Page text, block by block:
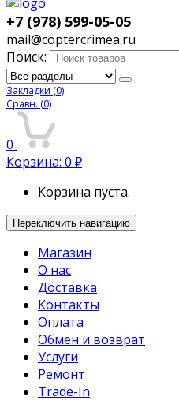
+7 (978) 599-05-05
mail@coptercrimea.ru
Поиск:
Закладки (0)
Сравн. (0)
0
Корзина: 0 ₽
Корзина пуста.
Переключить навигацию
Магазин
О нас
Доставка
Контакты
Оплата
Обмен и возврат
Услуги
Ремонт
Trade-In